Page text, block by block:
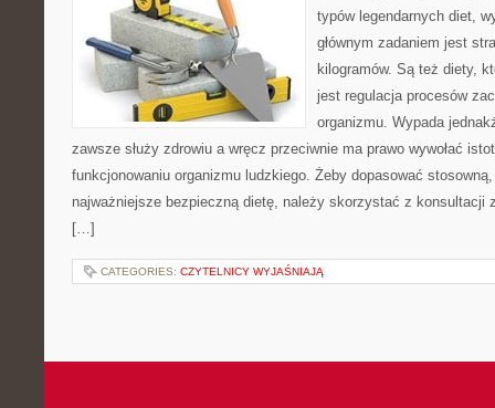
typów legendarnych diet,
głównym zadaniem jest
kilogramów. Są też diety,
jest regulacja procesów
organizmu. Wypada
zawsze służy zdrowiu a wręcz przeciwnie ma prawo wywołać
funkcjonowaniu organizmu ludzkiego. Żeby dopasować
najważniejsze bezpieczną dietę, należy skorzystać z konsultacji
[…]
CATEGORIES: CZYTELNICY WYJAŚNIAJĄ